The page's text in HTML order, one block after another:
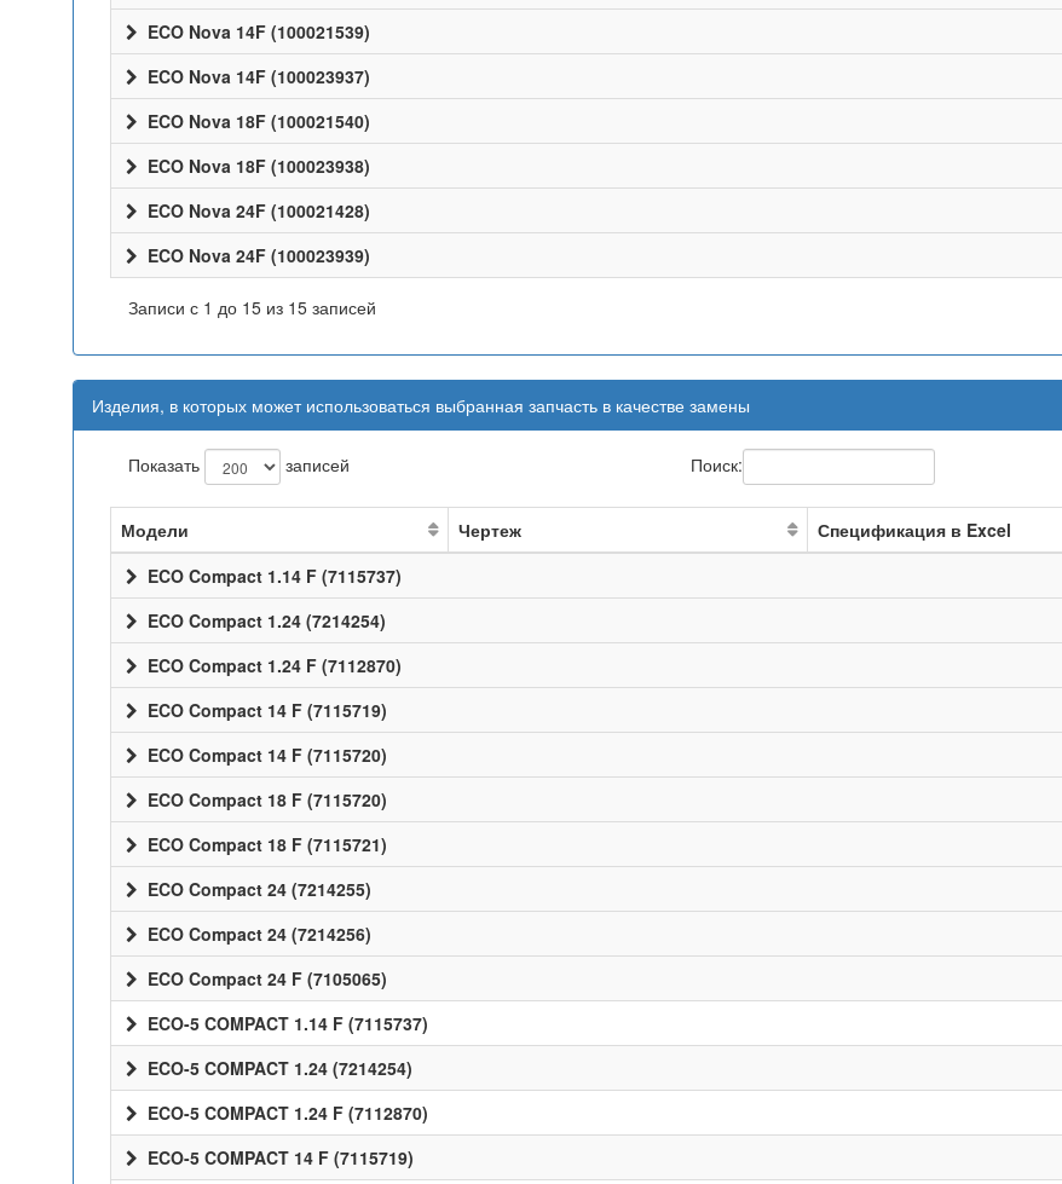
ECO Nova 14F (100021539)
ECO Nova 14F (100023937)
ECO Nova 18F (100021540)
ECO Nova 18F (100023938)
ECO Nova 24F (100021428)
ECO Nova 24F (100023939)
Записи с 1 до 15 из 15 записей
Изделия, в которых может использоваться выбранная запчасть в качестве замены
Показать записей Поиск:
Модели Чертеж
Спецификация в Excel
ECO Compact 1.14 F (7115737)
ECO Compact 1.24 (7214254)
ECO Compact 1.24 F (7112870)
ECO Compact 14 F (7115719)
ECO Compact 14 F (7115720)
ECO Compact 18 F (7115720)
ECO Compact 18 F (7115721)
ECO Compact 24 (7214255)
ECO Compact 24 (7214256)
ECO Compact 24 F (7105065)
ECO-5 COMPACT 1.14 F (7115737)
ECO-5 COMPACT 1.24 (7214254)
ECO-5 COMPACT 1.24 F (7112870)
ECO-5 COMPACT 14 F (7115719)